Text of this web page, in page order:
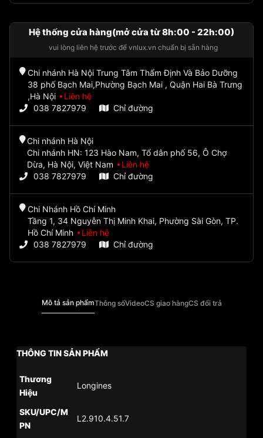
Hệ thống cửa hàng(mở cửa từ 8h:00 - 22h:00)
vui lòng liên hệ trước để vnlux.vn chuẩn bị sẵn hàng
Chi nhánh Hà Nội Trung Tâm Thẩm Định Và Bảo Dưỡng
38 phố Bạch Mai,Phường Bạch Mai , Quận Hai Bà Trưng
,Hà Nội
Liên hệ
038 7827979
Chỉ đường
Chi nhánh Hà Nội
Chi nhánh HN: 123 Hào Nam, Tổ dân phố 56, Ô Chợ
Dừa, Hà Nội, Việt Nam
Liên hệ
038 7827979
Chỉ đường
Chi Nhánh Hồ Chí Minh
Tầng 1, 34 Nguyễn Thị Minh Khai, Phường Sài Gòn, TP.
Hồ Chí Minh
Liên hệ
038 7827979
Chỉ đường
Mô tả sản phẩmThông sốVideoCS giao hàngCS đổi trả
THÔNG TIN SẢN PHẨM
Thương
Hiệu
Longines
SKU/UPC/M
PN
L2.910.4.51.7